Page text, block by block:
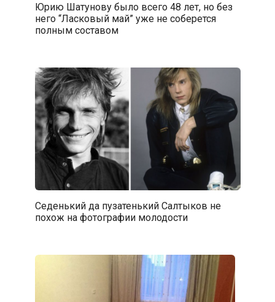
Юрию Шатунову было всего 48 лет, но без
него “Ласковый май” уже не соберется
полным составом
Седенький да пузатенький Салтыков не
похож на фотографии молодости